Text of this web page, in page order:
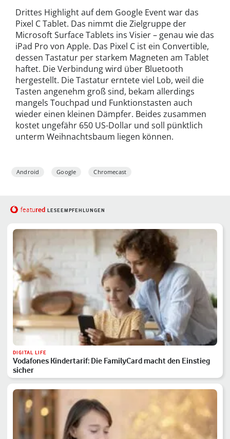
Drittes Highlight auf dem Google Event war das
Pixel C Tablet. Das nimmt die Zielgruppe der
Microsoft Surface Tablets ins Visier – genau wie das
iPad Pro von Apple. Das Pixel C ist ein Convertible,
dessen Tastatur per starkem Magneten am Tablet
haftet. Die Verbindung wird über Bluetooth
hergestellt. Die Tastatur erntete viel Lob, weil die
Tasten angenehm groß sind, bekam allerdings
mangels Touchpad und Funktionstasten auch
wieder einen kleinen Dämpfer. Beides zusammen
kostet ungefähr 650 US-Dollar und soll pünktlich
unterm Weihnachtsbaum liegen können.
Android Google Chromecast
featured LESEEMPFEHLUNGEN
DIGITAL LIFE
Vodafones Kindertarif: Die FamilyCard macht den Einstieg
sicher